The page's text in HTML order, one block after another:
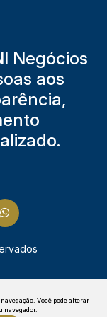
Você pode alterar
navegador.
Negócios
aos